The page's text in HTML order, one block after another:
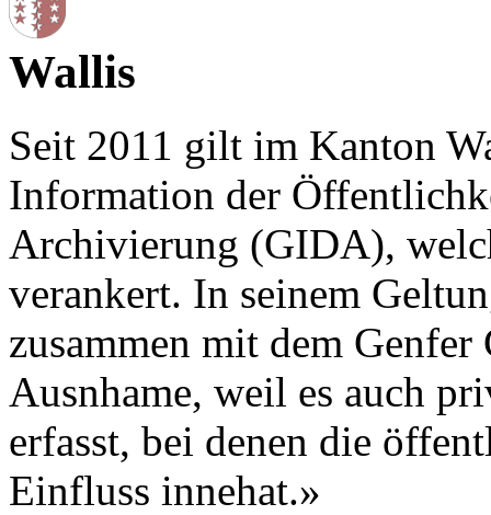
Wallis
Seit 2011 gilt im Kanton
Information der
Archivierung (GIDA),
verankert. In seinem
zusammen mit dem Genfer
Ausnhame, weil es auch
erfasst, bei denen die
Einfluss innehat.»